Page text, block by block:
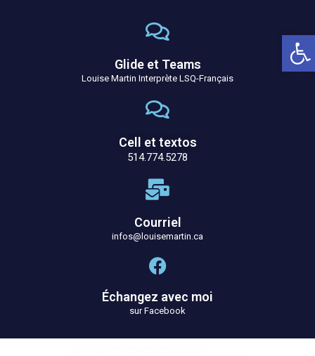
Glide et Teams
Louise Martin Interprète LSQ-Français
Cell et textos
514.774.5278
Courriel
infos@louisemartin.ca
Échangez avec moi
sur Facebook